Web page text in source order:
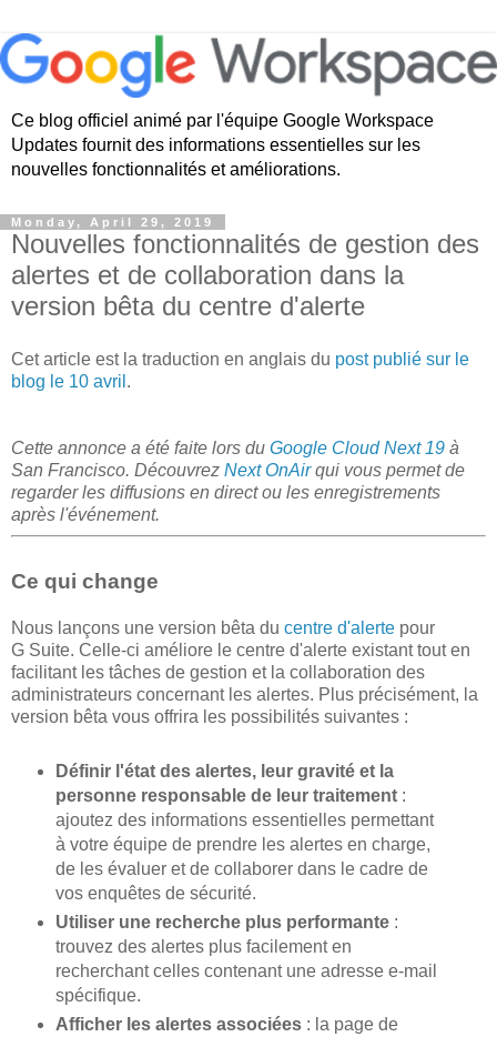
Ce blog officiel animé par l'équipe Google Workspace
Updates fournit des informations essentielles sur les
nouvelles fonctionnalités et améliorations.
Monday, April 29, 2019
Nouvelles fonctionnalités de gestion des
alertes et de collaboration dans la
version bêta du centre d'alerte
Cet article est la traduction en anglais du post publié sur le
blog le 10 avril .
Cette annonce a été faite lors du Google Cloud Next 19 à
San Francisco. Découvrez Next OnAirqui vous permet de
regarder les diffusions en direct ou les enregistrements
après l'événement.
Ce qui change
Nous lançons une version bêta du centre d'alerte pour
G Suite. Celle-ci améliore le centre d'alerte existant tout en
facilitant les tâches de gestion et la collaboration des
administrateurs concernant les alertes. Plus précisément, la
version bêta vous offrira les possibilités suivantes :
Définir l'état des alertes, leur gravité et la
personne responsable de leur traitement:
ajoutez des informations essentielles permettant
à votre équipe de prendre les alertes en charge,
de les évaluer et de collaborer dans le cadre de
vos enquêtes de sécurité.
Utiliser une recherche plus performante:
trouvez des alertes plus facilement en
recherchant celles contenant une adresse e-mail
spécifique.
Afficher les alertes associées: la page de